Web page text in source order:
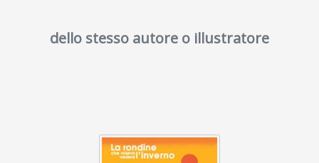
dello stesso autore o illustratore